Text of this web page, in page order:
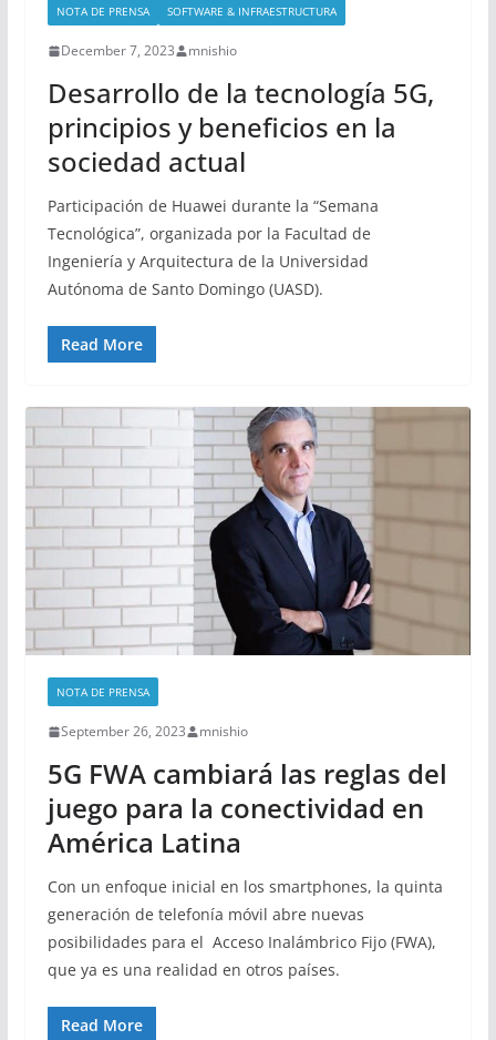
NOTA DE PRENSA SOFTWARE & INFRAESTRUCTURA
December 7, 2023 mnishio
Desarrollo de la tecnología 5G,
principios y beneficios en la
sociedad actual
Participación de Huawei durante la “Semana
Tecnológica”, organizada por la Facultad de
Ingeniería y Arquitectura de la Universidad
Autónoma de Santo Domingo (UASD).
Read More
NOTA DE PRENSA
September 26, 2023 mnishio
5G FWA cambiará las reglas del
juego para la conectividad en
América Latina
Con un enfoque inicial en los smartphones, la quinta
generación de telefonía móvil abre nuevas
posibilidades para el Acceso Inalámbrico Fijo (FWA),
que ya es una realidad en otros países.
Read More